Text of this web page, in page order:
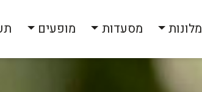
מלונות מסעדות מופעים